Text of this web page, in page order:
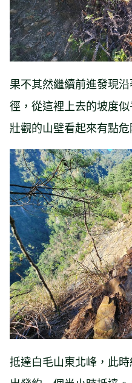
果不其然繼續前進發現
徑，從這裡上去的坡度
壯觀的山壁看起來有點危
抵達白毛山東北峰，此